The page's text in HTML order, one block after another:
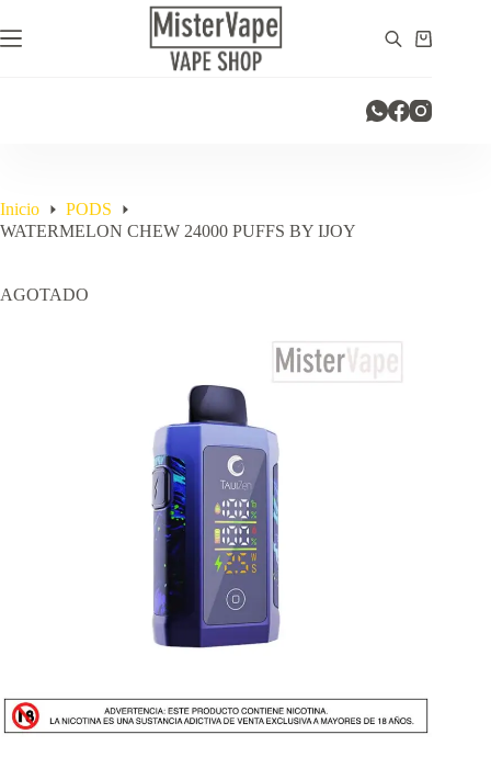
al
contenido
Carro
Inicio
PODS
WATERMELON CHEW 24000 PUFFS BY IJOY
AGOTADO